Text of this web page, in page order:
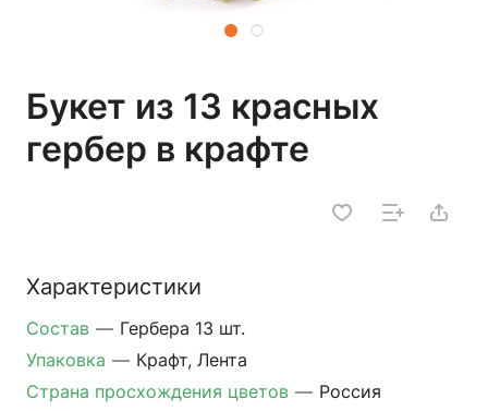
Букет из 13 красных
гербер в крафте
Характеристики
Состав — Гербера 13 шт.
Упаковка — Крафт, Лента
Страна просхождения цветов — Россия